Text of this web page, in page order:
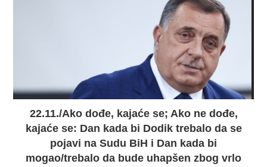
22.11./Ako dođe, kajaće se; Ako ne dođe,
kajaće se: Dan kada bi Dodik trebalo da se
pojavi na Sudu BiH i Dan kada bi
mogao/trebalo da bude uhapšen zbog vrlo